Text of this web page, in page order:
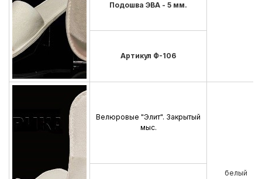
Подошва ЭВА - 5 мм.
Артикул Ф-106
Велюровые "Элит". Закрытый
мыс.
белый